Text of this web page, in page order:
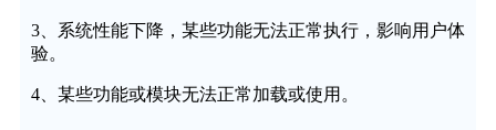
3、系统性能下降，某些功能无法正常执行，影响用户体
验。
4、某些功能或模块无法正常加载或使用。